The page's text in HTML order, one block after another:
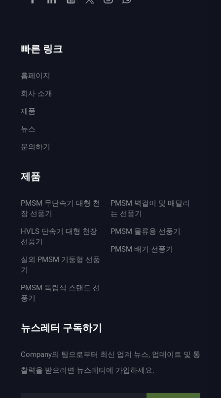
빠른 링크
홈페이지
회사 소개
제품
뉴스
문의하기
제품
PMSM 무단속기 대형 천
장 선풍기
HVLS 단속기 대형 천장
선풍기
실외 PMSM 기둥형 선풍
기
PMSM 독립식 스탠드 선
풍기
PMSM 벽걸이 및 매달리
는 선풍기
PMSM 물류용 선풍기
PMSM 배기 선풍기
뉴스레터 구독하기
Company의 팀으로부터 최신 업계 뉴스, 업데이트 및 통
찰력을 받으려면 뉴스레터에 가입하세요.